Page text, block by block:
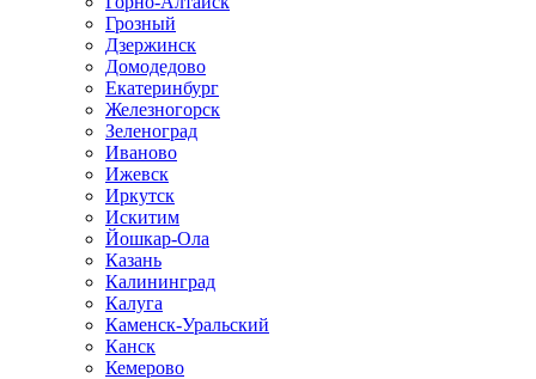
Грозный
Дзержинск
Домодедово
Екатеринбург
Железногорск
Зеленоград
Иваново
Ижевск
Иркутск
Искитим
Йошкар-Ола
Казань
Калининград
Калуга
Каменск-Уральский
Канск
Кемерово